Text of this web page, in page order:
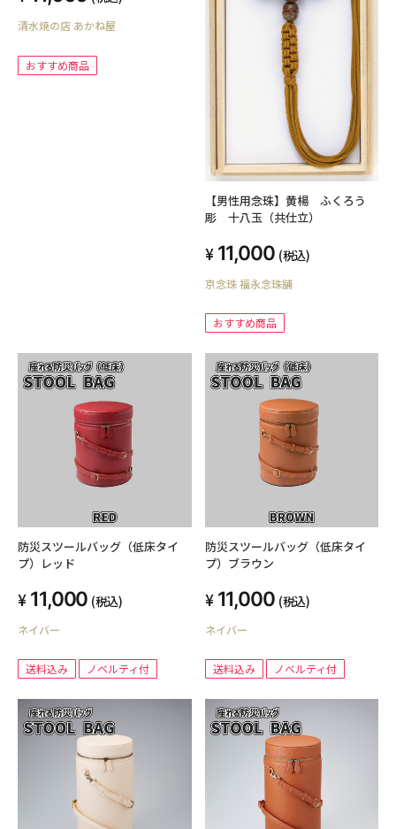
清水焼の店 あかね屋
おすすめ商品
【男性用念珠】黄楊 ふくろう
彫 十八玉（共仕立）
11,000 (税込)
京念珠 福永念珠舗
おすすめ商品
防災スツールバッグ（低床タイ
プ）レッド
11,000 (税込)
ネイバー
送料込み ノベルティ付
防災スツールバッグ（低床タイ
プ）ブラウン
11,000 (税込)
ネイバー
送料込み ノベルティ付